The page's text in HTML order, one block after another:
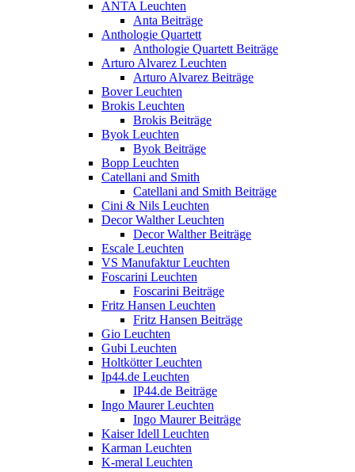
ANTA Leuchten
Anta Beiträge
Anthologie Quartett
Anthologie Quartett Beiträge
Arturo Alvarez Leuchten
Arturo Alvarez Beiträge
Bover Leuchten
Brokis Leuchten
Brokis Beiträge
Byok Leuchten
Byok Beiträge
Bopp Leuchten
Catellani and Smith
Catellani and Smith Beiträge
Cini & Nils Leuchten
Decor Walther Leuchten
Decor Walther Beiträge
Escale Leuchten
VS Manufaktur Leuchten
Foscarini Leuchten
Foscarini Beiträge
Fritz Hansen Leuchten
Fritz Hansen Beiträge
Gio Leuchten
Gubi Leuchten
Holtkötter Leuchten
Ip44.de Leuchten
IP44.de Beiträge
Ingo Maurer Leuchten
Ingo Maurer Beiträge
Kaiser Idell Leuchten
Karman Leuchten
K-meral Leuchten